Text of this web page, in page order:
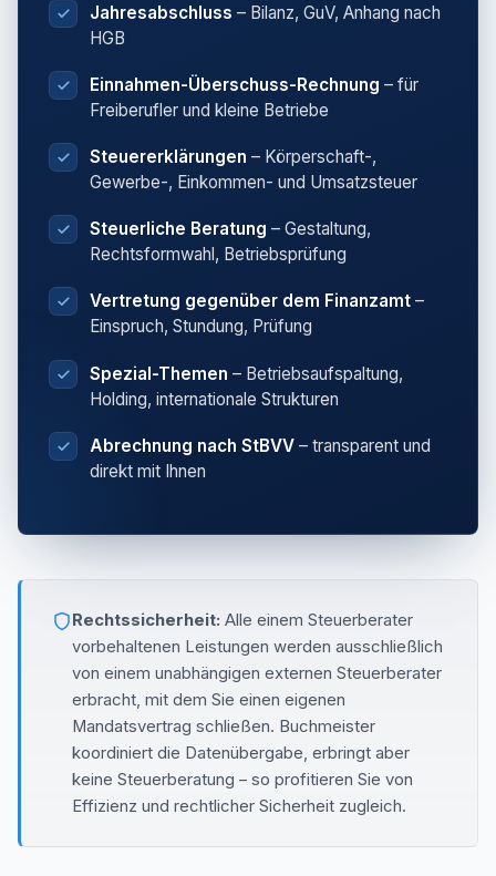
Jahresabschluss – Bilanz, GuV, Anhang nach
HGB
Einnahmen-Überschuss-Rechnung – für
Freiberufler und kleine Betriebe
Steuererklärungen – Körperschaft-,
Gewerbe-, Einkommen- und Umsatzsteuer
Steuerliche Beratung – Gestaltung,
Rechtsformwahl, Betriebsprüfung
Vertretung gegenüber dem Finanzamt –
Einspruch, Stundung, Prüfung
Spezial-Themen – Betriebsaufspaltung,
Holding, internationale Strukturen
Abrechnung nach StBVV – transparent und
direkt mit Ihnen
Rechtssicherheit: Alle einem Steuerberater
vorbehaltenen Leistungen werden ausschließlich
von einem unabhängigen externen Steuerberater
erbracht, mit dem Sie einen eigenen
Mandatsvertrag schließen. Buchmeister
koordiniert die Datenübergabe, erbringt aber
keine Steuerberatung – so profitieren Sie von
Effizienz und rechtlicher Sicherheit zugleich.